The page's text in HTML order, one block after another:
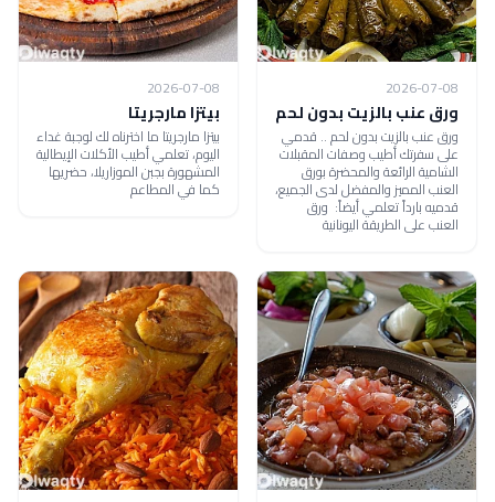
2026-07-08
ورق عنب بالزيت بدون لحم
ورق عنب بالزيت بدون لحم .. قدمي
على سفرتك أطيب وصفات المقبلات
الشامية الرائعة والمحضرة بورق
العنب المميز والمفضل لدى الجميع،
قدميه بارداً تعلمي أيضاً: ورق
العنب على الطريقة اليونانية
2026-07-08
بيتزا مارجريتا
بيتزا مارجريتا ما اخترناه لك لوجبة غداء
اليوم، تعلمي أطيب الأكلات الإيطالية
المشهورة بجبن الموزاريلا، حضريها
كما في المطاعم